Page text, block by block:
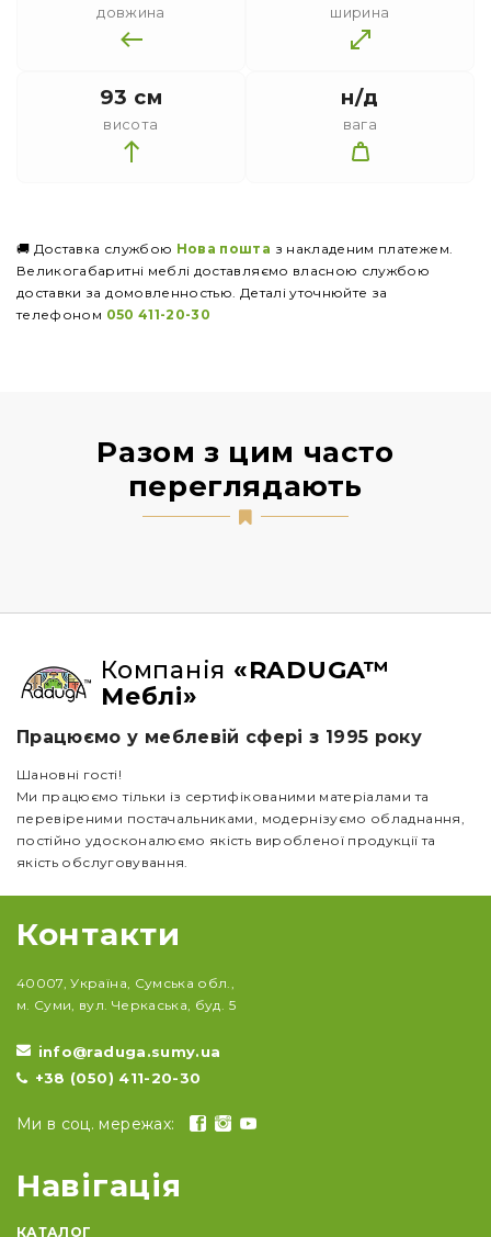
довжина ширина
93 см
висота
н/д
вага
🚚 Доставка службою Нова пошта з накладеним платежем.
Великогабаритні меблі доставляємо власною службою
доставки за домовленностью. Деталі уточнюйте за
телефоном 050 411-20-30
Разом з цим часто
переглядають
Компанія «RADUGA™
Меблі»
Працюємо у меблевій сфері з 1995 року
Шановні гості!
Ми працюємо тільки із сертифікованими матеріалами та
перевіреними постачальниками, модернізуємо обладнання,
постійно удосконалюємо якість виробленої продукції та
якість обслуговування.
Контакти
40007, Україна, Сумська обл.,
м. Суми, вул. Черкаська, буд. 5
info@raduga.sumy.ua
+38 (050) 411-20-30
Ми в соц. мережах:
Навігація
КАТАЛОГ